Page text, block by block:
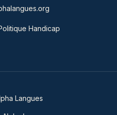
Handicap
Langues